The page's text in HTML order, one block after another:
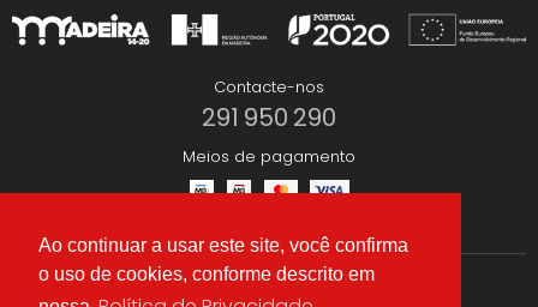
Ao continuar a usar este site, você confirma
o uso de cookies, conforme descrito em
Contacte-nos
291 950 290
Meios de pagamento
Redes Sociais